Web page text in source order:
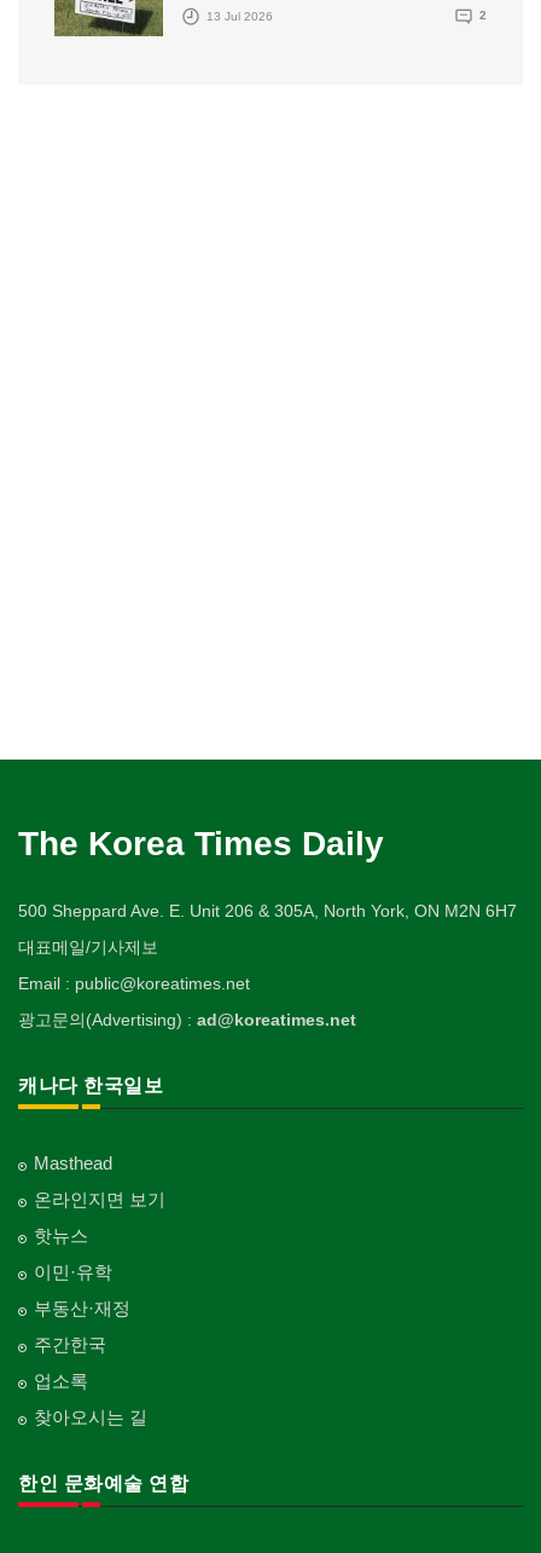
13 Jul 2026 2
The Korea Times Daily
500 Sheppard Ave. E. Unit 206 & 305A, North York, ON M2N 6H7
대표메일/기사제보
Email : public@koreatimes.net
광고문의(Advertising) : ad@koreatimes.net
캐나다 한국일보
Masthead
온라인지면 보기
핫뉴스
이민·유학
부동산·재정
주간한국
업소록
찾아오시는 길
한인 문화예술 연합